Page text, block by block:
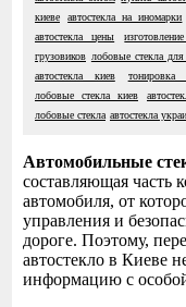
киеве
автостекла на иномарки
автостекла цены
грузовиков лобовые стекла
автостекла киев
тонировка
лобовые стекла киев
лобовые стекла автостекла
Автомобильные
составляющая часть
автомобиля, от
управления и
дороге. Поэтому,
автостекло в Киеве
информацию с